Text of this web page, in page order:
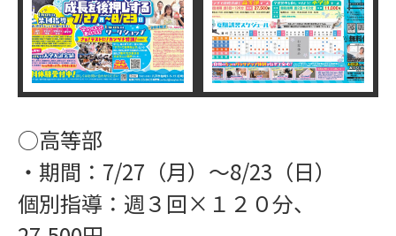
○高等部
・期間：7/27（月）〜8/23（日）
個別指導：週３回×１２０分、